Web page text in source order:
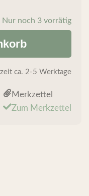
Nur noch 3 vorrätig
ca. 2-5 Werktage
Merkzettel
Zum Merkzettel